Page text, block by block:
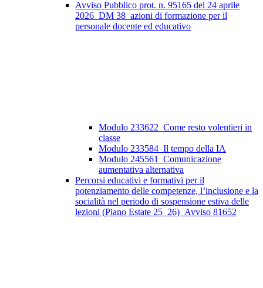
Avviso Pubblico prot. n. 95165 del 24 aprile
2026_DM 38_azioni di formazione per il
personale docente ed educativo
Modulo 233622_Come resto volentieri in
classe
Modulo 233584_Il tempo della IA
Modulo 245561_Comunicazione
aumentativa alternativa
Percorsi educativi e formativi per il
potenziamento delle competenze, l’inclusione e la
socialità nel periodo di sospensione estiva delle
lezioni (Piano Estate 25_26)_Avviso 81652